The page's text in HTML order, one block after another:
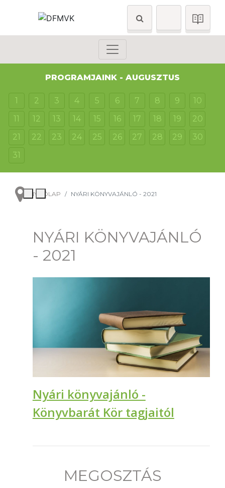
PROGRAMJAINK - AUGUSZTUS
1 2 3 4 5 6 7 8 9
10
11
12 13 14 15 16 17 18 19
20
21
22 23 24 25 26 27 28 29
30
31
NYITÓLAP NYÁRI KÖNYVAJÁNLÓ - 2021
NYÁRI KÖNYVAJÁNLÓ
- 2021
Nyári könyvajánló -
Könyvbarát Kör tagjaitól
MEGOSZTÁS